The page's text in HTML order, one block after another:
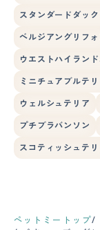
スタンダードダッ
ベルジアングリフォ
ウエストハイラン
ミニチュアブルテリ
ウェルシュテリア
プチブラバンソン
スコティッシュテリ
ペットミートップ